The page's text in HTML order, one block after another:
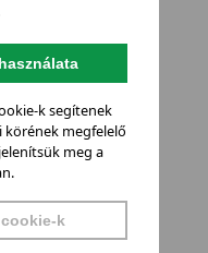
k segítenek
körének megfelelő
meg a
k